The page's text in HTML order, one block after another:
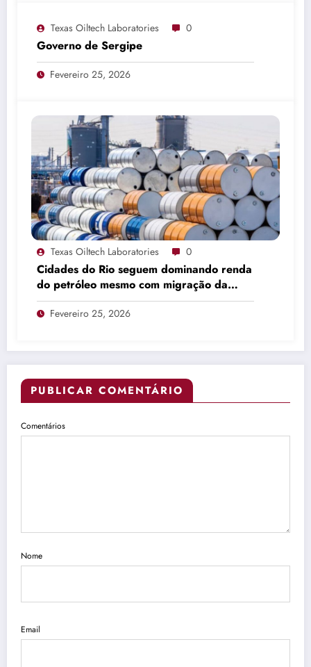
Texas Oiltech Laboratories 0
Governo de Sergipe
Fevereiro 25, 2026
Texas Oiltech Laboratories 0
Cidades do Rio seguem dominando renda
do petróleo mesmo com migração da
produção
Fevereiro 25, 2026
PUBLICAR COMENTÁRIO
Comentários
Nome
Email